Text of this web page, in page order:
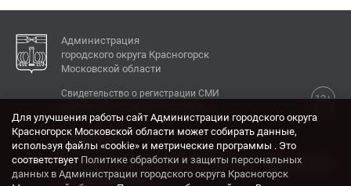
Администрация
городского округа Красногорск
Московской области
12+
Свидетельство о регистрации СМИ
КОНТАКТЫ
Адрес: 143404, Московская область, г. Красногорск,
ул. Ленина, дом 4.
Для улучшения работы сайт Администрации городского округа
Красногорск Московской области может собирать данные,
используя файлы «cookie» и метрические программы . Это
соответствует Политике обработки и защиты персональных
данных в Администрации городского округа Красногорск